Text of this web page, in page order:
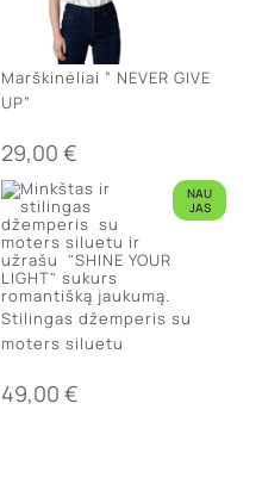
Marškinėliai ” NEVER GIVE
UP”
29,00 €
NAU
JAS
Stilingas džemperis su
moters siluetu
49,00 €